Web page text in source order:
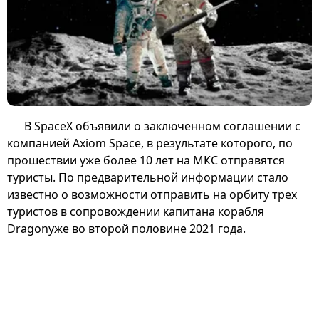
В SpaceX объявили о заключенном соглашении с
компанией Axiom Space, в результате которого, по
прошествии уже более 10 лет на МКС отправятся
туристы. По предварительной информации стало
известно о возможности отправить на орбиту трех
туристов в сопровождении капитана корабля
Dragonуже во второй половине 2021 года.